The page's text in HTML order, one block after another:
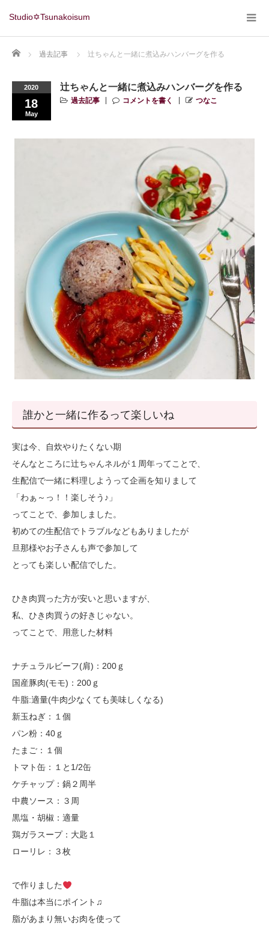
Studio✡Tsunakoisum
Home 過去記事 辻ちゃんと一緒に煮込みハンバーグを作る
2020
18
May
辻ちゃんと一緒に煮込みハンバーグを作る
過去記事 コメントを書く つなこ
誰かと一緒に作るって楽しいね
実は今、自炊やりたくない期
そんなところに辻ちゃんネルが１周年ってことで、
生配信で一緒に料理しようって企画を知りまして
「わぁ～っ！！楽しそう♪」
ってことで、参加しました。
初めての生配信でトラブルなどもありましたが
旦那様やお子さんも声で参加して
とっても楽しい配信でした。
ひき肉買った方が安いと思いますが、
私、ひき肉買うの好きじゃない。
ってことで、用意した材料
ナチュラルビーフ(肩)：200ｇ
国産豚肉(モモ)：200ｇ
牛脂:適量(牛肉少なくても美味しくなる)
新玉ねぎ：１個
パン粉：40ｇ
たまご：１個
トマト缶：１と1/2缶
ケチャップ：鍋２周半
中農ソース：３周
黒塩・胡椒：適量
鶏ガラスープ：大匙１
ローリレ：３枚
で作りました
牛脂は本当にポイント♫
脂があまり無いお肉を使って